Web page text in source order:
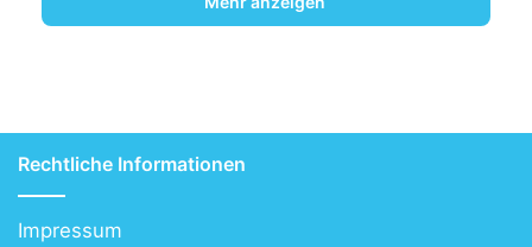
Heuschnupfen und Lebensmittelallergien: Eine
Rechtliche Informationen
Impressum